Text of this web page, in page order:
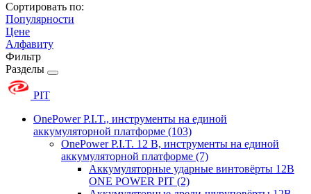
Сортировать по:
Популярности
Цене
Алфавиту
Фильтр
Разделы
PIT
OnePower P.I.T., инструменты на единой
аккумуляторной платформе (103)
OnePower P.I.T. 12 В, инструменты на единой
аккумуляторной платформе (7)
Аккумуляторные ударные винтовёрты 12В
ONE POWER PIT (2)